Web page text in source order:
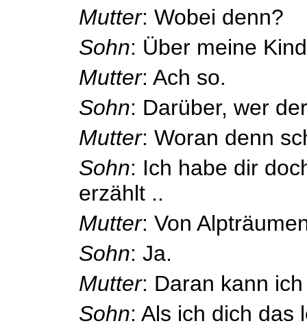
Mutter: Wobei denn?
Sohn: Über meine
Mutter: Ach so.
Sohn: Darüber, wer
Mutter: Woran denn
Sohn: Ich habe dir
erzählt ..
Mutter: Von
Sohn: Ja.
Mutter: Daran kann
Sohn: Als ich dich das